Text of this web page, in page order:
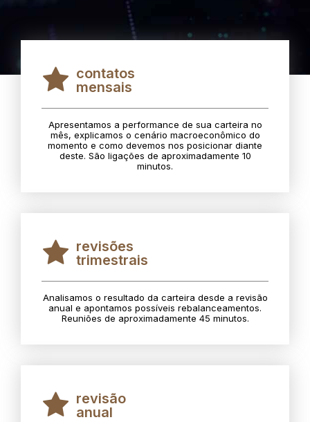
contatos
mensais
Apresentamos a performance de sua carteira no
mês, explicamos o cenário macroeconômico do
momento e como devemos nos posicionar diante
deste. São ligações de aproximadamente 10
minutos.
revisões
trimestrais
Analisamos o resultado da carteira desde a revisão
anual e apontamos possíveis rebalanceamentos.
Reuniões de aproximadamente 45 minutos.
revisão
anual